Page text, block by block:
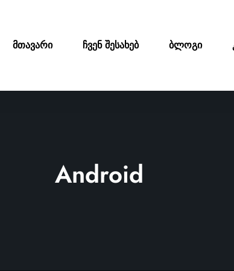
მთავარი ჩვენ შესახებ ბლოგი
Android